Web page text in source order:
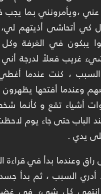
،ويأمرونني بما
كي أتحاشى أذيتهم
يبكون في الغرفة
غريب فعلاً لدرجة أني
، كنت عندما أغطي
وعندما أفتحها
أشياء تقع و كأنما
الباب حتى جاء يوم
يدي .
وعندما بدأ في قراءة
أدري السبب ، ثم بدأ